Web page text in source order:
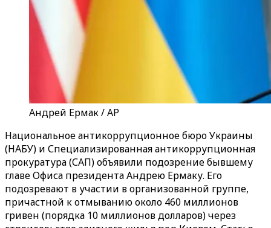
Андрей Ермак / AP
Национальное антикоррупционное бюро Украины
(НАБУ) и Специализированная антикоррупционная
прокуратура (САП) объявили подозрение бывшему
главе Офиса президента Андрею Ермаку. Его
подозревают в участии в организованной группе,
причастной к отмыванию около 460 миллионов
гривен (порядка 10 миллионов долларов) через